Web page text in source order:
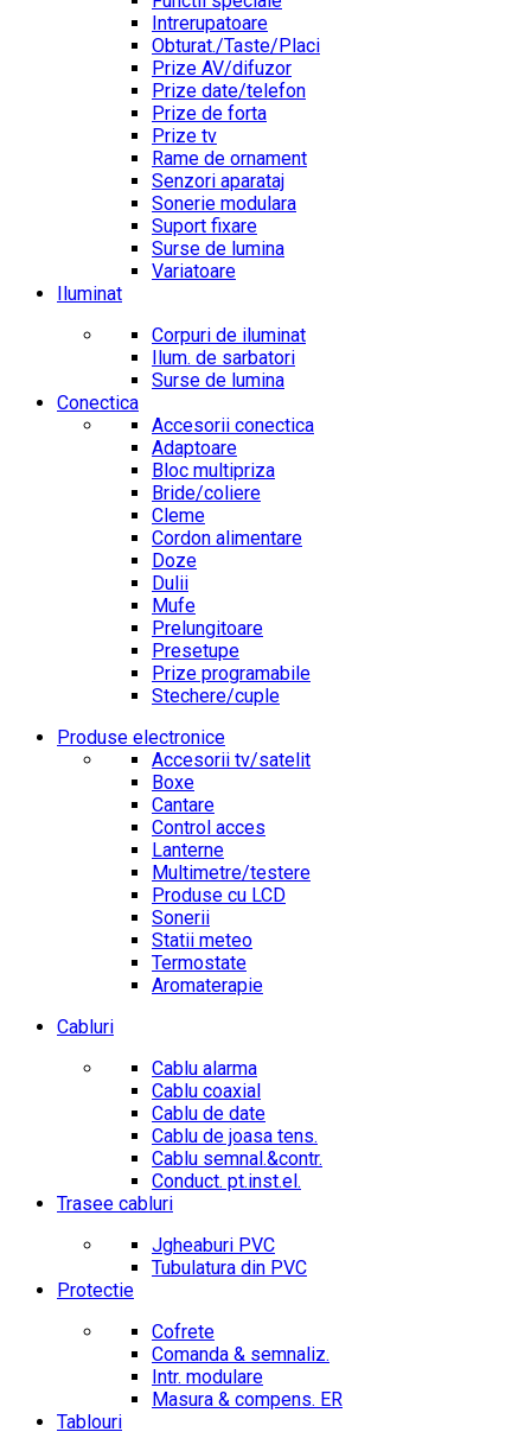
Intrerupatoare
Obturat./Taste/Placi
Prize AV/difuzor
Prize date/telefon
Prize de forta
Prize tv
Rame de ornament
Senzori aparataj
Sonerie modulara
Suport fixare
Surse de lumina
Variatoare
Iluminat
Corpuri de iluminat
Ilum. de sarbatori
Surse de lumina
Conectica
Accesorii conectica
Adaptoare
Bloc multipriza
Bride/coliere
Cleme
Cordon alimentare
Doze
Dulii
Mufe
Prelungitoare
Presetupe
Prize programabile
Stechere/cuple
Produse electronice
Accesorii tv/satelit
Boxe
Cantare
Control acces
Lanterne
Multimetre/testere
Produse cu LCD
Sonerii
Statii meteo
Termostate
Aromaterapie
Cabluri
Cablu alarma
Cablu coaxial
Cablu de date
Cablu de joasa tens.
Cablu semnal.&contr.
Conduct. pt.inst.el.
Trasee cabluri
Jgheaburi PVC
Tubulatura din PVC
Protectie
Cofrete
Comanda & semnaliz.
Intr. modulare
Masura & compens. ER
Tablouri